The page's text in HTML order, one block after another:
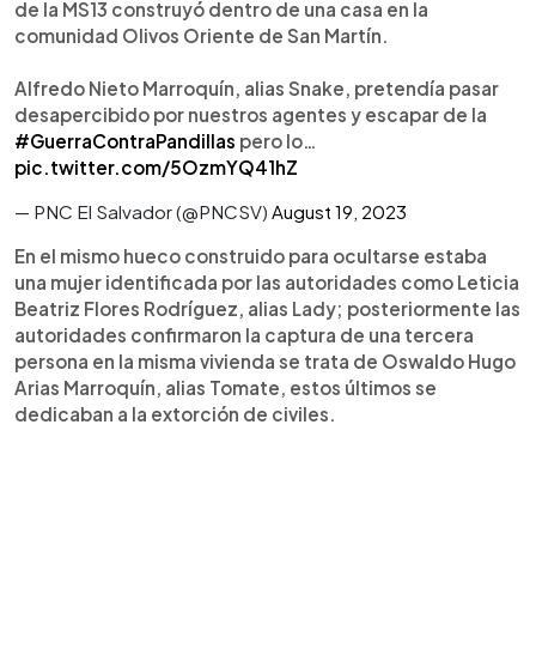
de la MS13 construyó dentro de una casa en la
comunidad Olivos Oriente de San Martín.
Alfredo Nieto Marroquín, alias Snake, pretendía pasar
desapercibido por nuestros agentes y escapar de la
#GuerraContraPandillas pero lo…
pic.twitter.com/5OzmYQ41hZ
— PNC El Salvador (@PNCSV) August 19, 2023
En el mismo hueco construido para ocultarse estaba
una mujer identificada por las autoridades como Leticia
Beatriz Flores Rodríguez, alias Lady; posteriormente las
autoridades confirmaron la captura de una tercera
persona en la misma vivienda se trata de Oswaldo Hugo
Arias Marroquín, alias Tomate, estos últimos se
dedicaban a la extorción de civiles.